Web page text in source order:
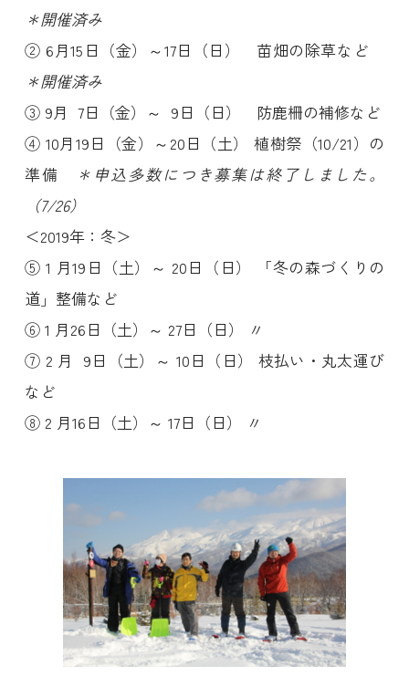
＊開催済み
② 6月15日（金）～17日（日） 苗畑の除草など
＊開催済み
③ 9月 7日（金）～ 9日（日） 防鹿柵の補修など
④ 10月19日（金）～20日（土） 植樹祭（10/21）の
準備
＊申込多数につき募集は終了しました。
（7/26）
＜2019年：冬＞
⑤ 1 月19日（土）～ 20日（日） 「冬の森づくりの
道」整備など
⑥ 1 月26日（土）～ 27日（日） 〃
⑦ 2 月 9日（土）～ 10日（日） 枝払い・丸太運び
など
⑧ 2 月16日（土）～ 17日（日） 〃